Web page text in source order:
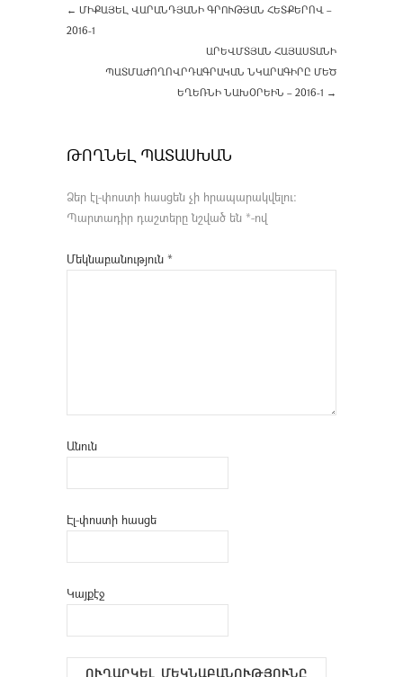
← ՄԻՔԱՅԵԼ ՎԱՐԱՆԴՅԱՆԻ ԳՐՈՒԹՅԱՆ ՀԵՏՔԵՐՈՎ –
2016-1
ԱՐԵՎՄՏՅԱՆ ՀԱՅԱՍՏԱՆԻ
ՊԱՏՄԱԺՈՂՈՎՐԴԱԳՐԱԿԱՆ ՆԿԱՐԱԳԻՐԸ ՄԵԾ
ԵՂԵՌՆԻ ՆԱԽՕՐԵԻՆ – 2016-1 →
ԹՈՂՆԵԼ ՊԱՏԱՍԽԱՆ
Ձեր էլ-փոստի հասցեն չի հրապարակվելու։
Պարտադիր դաշտերը նշված են *-ով
Մեկնաբանություն *
Անուն
Էլ-փոստի հասցե
Կայքէջ